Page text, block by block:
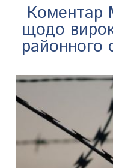
Коментар
щодо
районного